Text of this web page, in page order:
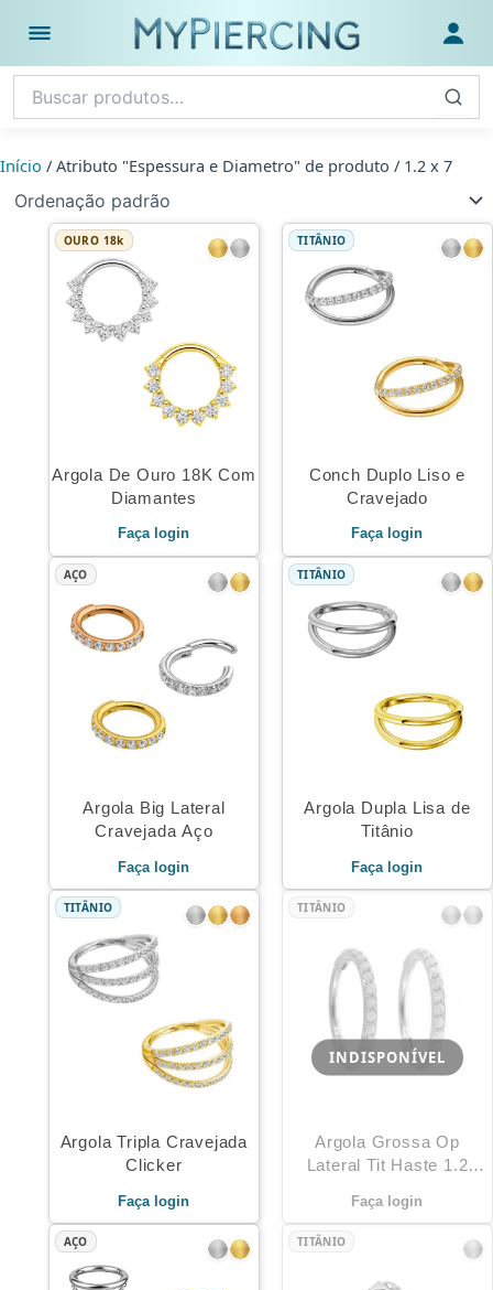
Abrir menu
para
o
conteúdo
Início / Atributo "Espessura e Diametro" de produto / 1.2 x 7
OURO 18k
Argola De Ouro 18K Com
Diamantes
Faça login
TITÂNIO
Conch Duplo Liso e
Cravejado
Faça login
AÇO
Argola Big Lateral
Cravejada Aço
Faça login
TITÂNIO
Argola Dupla Lisa de
Titânio
Faça login
TITÂNIO
Argola Tripla Cravejada
Clicker
Faça login
INDISPONÍVEL
TITÂNIO
Argola Grossa Op
Lateral Tit Haste 1.2
Faça login
AÇO TITÂNIO